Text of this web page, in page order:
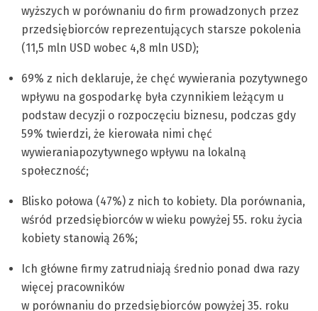
wyższych w porównaniu do firm prowadzonych przez
przedsiębiorców reprezentujących starsze pokolenia
(11,5 mln USD wobec 4,8 mln USD);
69% z nich deklaruje, że chęć wywierania pozytywnego
wpływu na gospodarkę była czynnikiem leżącym u
podstaw decyzji o rozpoczęciu biznesu, podczas gdy
59% twierdzi, że kierowała nimi chęć
wywieraniapozytywnego wpływu na lokalną
społeczność;
Blisko połowa (47%) z nich to kobiety. Dla porównania,
wśród przedsiębiorców w wieku powyżej 55. roku życia
kobiety stanowią 26%;
Ich główne firmy zatrudniają średnio ponad dwa razy
więcej pracowników
w porównaniu do przedsiębiorców powyżej 35. roku